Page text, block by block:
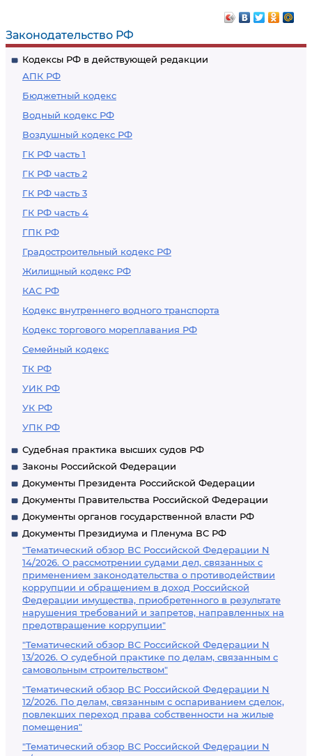
Законодательство РФ
Кодексы РФ в действующей редакции
АПК РФ
Бюджетный кодекс
Водный кодекс РФ
Воздушный кодекс РФ
ГК РФ часть 1
ГК РФ часть 2
ГК РФ часть 3
ГК РФ часть 4
ГПК РФ
Градостроительный кодекс РФ
Жилищный кодекс РФ
КАС РФ
Кодекс внутреннего водного транспорта
Кодекс торгового мореплавания РФ
Семейный кодекс
ТК РФ
УИК РФ
УК РФ
УПК РФ
Судебная практика высших судов РФ
Законы Российской Федерации
Документы Президента Российской Федерации
Документы Правительства Российской Федерации
Документы органов государственной власти РФ
Документы Президиума и Пленума ВС РФ
"Тематический обзор ВС Российской Федерации N
14/2026. О рассмотрении судами дел, связанных с
применением законодательства о противодействии
коррупции и обращением в доход Российской
Федерации имущества, приобретенного в результате
нарушения требований и запретов, направленных на
предотвращение коррупции"
"Тематический обзор ВС Российской Федерации N
13/2026. О судебной практике по делам, связанным с
самовольным строительством"
"Тематический обзор ВС Российской Федерации N
12/2026. По делам, связанным с оспариванием сделок,
повлекших переход права собственности на жилые
помещения"
"Тематический обзор ВС Российской Федерации N